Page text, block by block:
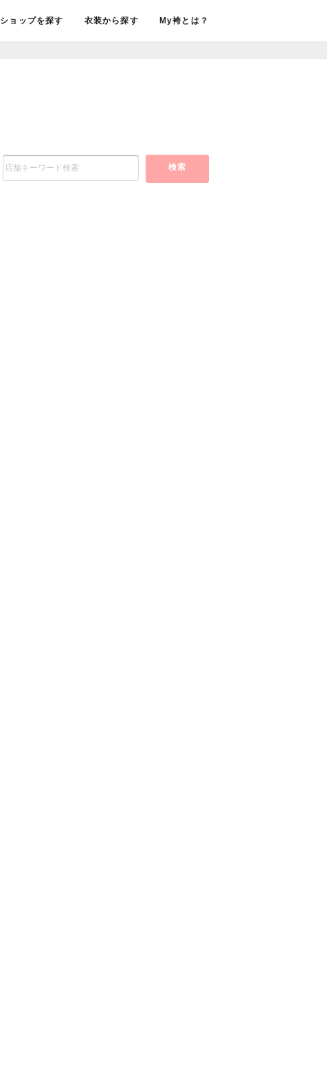
ショップを探す 衣装から探す My袴とは？
検索